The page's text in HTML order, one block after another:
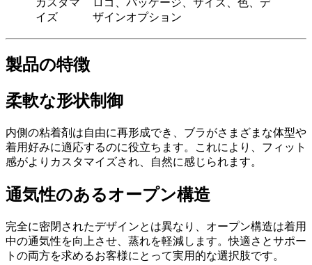
カスタマ
イズ
ロゴ、パッケージ、サイズ、色、デ
ザインオプション
製品の特徴
柔軟な形状制御
内側の粘着剤は自由に再形成でき、ブラがさまざまな体型や
着用好みに適応するのに役立ちます。これにより、フィット
感がよりカスタマイズされ、自然に感じられます。
通気性のあるオープン構造
完全に密閉されたデザインとは異なり、オープン構造は着用
中の通気性を向上させ、蒸れを軽減します。快適さとサポー
トの両方を求めるお客様にとって実用的な選択肢です。